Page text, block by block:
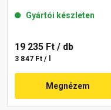
Gyártói készleten
19 235 Ft / db
3 847 Ft / l
Megnézem